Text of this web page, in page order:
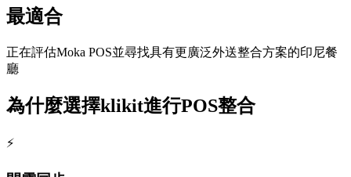
最適合
正在評估Moka POS並尋找具有更廣泛外送整合方案的印尼餐
廳
為什麼選擇klikit進行POS整合
⚡